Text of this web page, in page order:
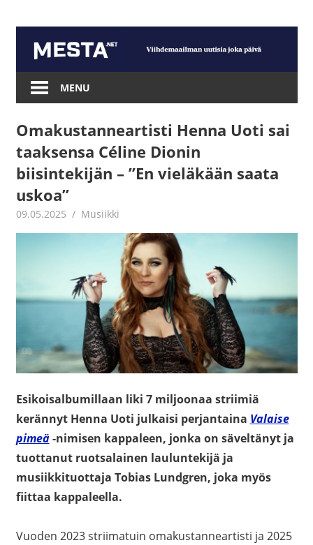
content
Mesta.net
MENU
Omakustanneartisti Henna Uoti sai
taaksensa Céline Dionin
biisintekijän – ”En vieläkään saata
uskoa”
09.05.2025 Jouni Hirn
Musiikki
Esikoisalbumillaan liki 7 miljoonaa striimiä
kerännyt Henna Uoti julkaisi perjantaina Valaise
pimeä-nimisen kappaleen, jonka on säveltänyt ja
tuottanut ruotsalainen lauluntekijä ja
musiikkituottaja Tobias Lundgren, joka myös
fiittaa kappaleella.
Vuoden 2023 striimatuin omakustanneartisti ja 2025